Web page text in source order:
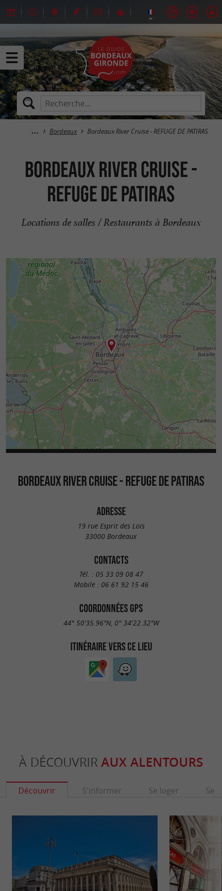
Bordeaux Bordeaux River Cruise - REFUGE DE PATIRAS
Bordeaux River Cruise -
REFUGE DE PATIRAS
Locations de salles / Restaurants à Bordeaux
BORDEAUX RIVER CRUISE - REFUGE DE PATIRAS
ADRESSE
19 rue Esprit des Lois
33000 Bordeaux
CONTACTS
Tél. : 05 33 09 08 47
Mobile : 06 61 92 15 46
COORDONNÉES GPS
44° 50'35.96"N, 0° 34'22.32"W
ITINÉRAIRE VERS CE LIEU
À DÉCOUVRIR AUX ALENTOURS
Découvrir S'informer Se loger Se